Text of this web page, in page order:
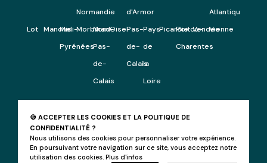
Normandie
d'Armor
Atlantique
Lot Manche
Midi-
Pyrénées
Morbihan
Nord-
Pas-
de-
Calais
OisePas-
de-
Calais
Pays
de
la
Loire
PicardiePoitou-
Charentes
VendeeVienne
© 2026 Agence Green - Mentions légales
-
Politique de confidentialité
-
Beeview, agence
🍪 ACCEPTER LES COOKIES ET LA POLITIQUE DE
CONFIDENTIALITÉ ?
Nous utilisons des cookies pour personnaliser votre expérience.
En poursuivant votre navigation sur ce site, vous acceptez notre
utilisation des cookies. Plus d'infos